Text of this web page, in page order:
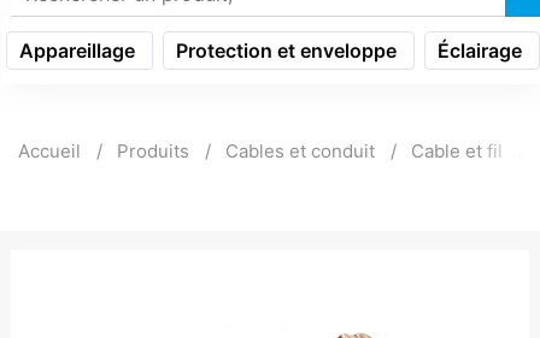
Appareillage Protection et enveloppe Éclairage
Accueil Produits Cables et conduit Cable et fil